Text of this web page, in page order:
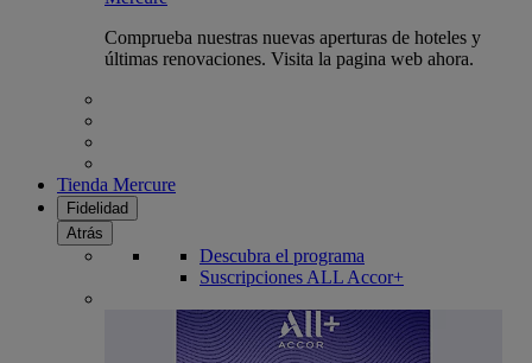
Comprueba nuestras nuevas aperturas de hoteles y
últimas renovaciones. Visita la pagina web ahora.
Tienda Mercure
Fidelidad
Atrás
Descubra el programa
Suscripciones ALL Accor+